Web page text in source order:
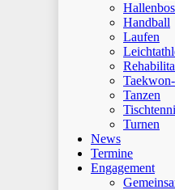
Handball
Laufen
Tanzen
Turnen
News
Termine
Engagement